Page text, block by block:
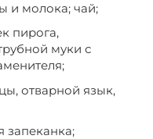
и молока; чай;
пирога,
муки с
отварной язык,
запеканка;